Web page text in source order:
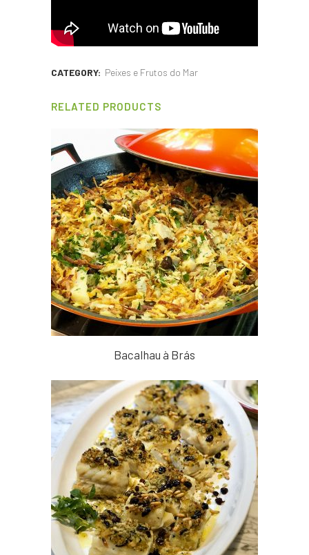
CATEGORY: Peixes e Frutos do Mar
RELATED PRODUCTS
Bacalhau à Brás